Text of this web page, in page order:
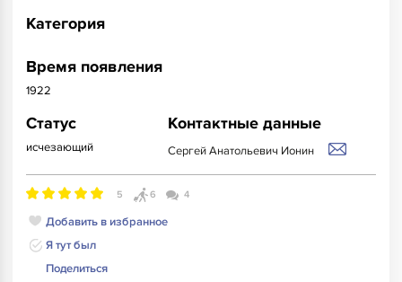
Категория
Время появления
1922
Статус
исчезающий
Контактные данные
Сергей Анатольевич Ионин
5 6 4
Добавить в избранное
Я тут был
Поделиться